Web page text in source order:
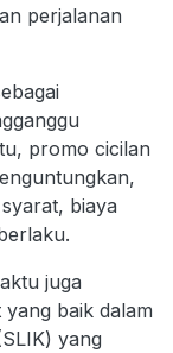
perjalanan
promo cicilan
biaya
juga
baik dalam
yang